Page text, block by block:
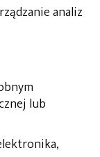
analiz
lub